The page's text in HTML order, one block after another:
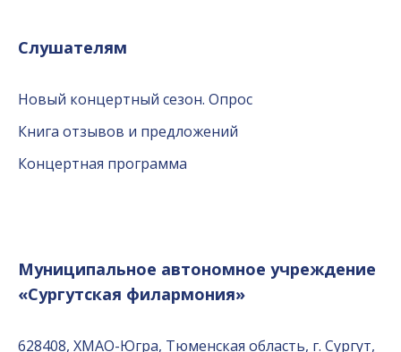
Слушателям
Новый концертный сезон. Опрос
Книга отзывов и предложений
Концертная программа
Муниципальное автономное учреждение
«Сургутская филармония»
628408, ХМАО-Югра, Тюменская область, г. Сургут,